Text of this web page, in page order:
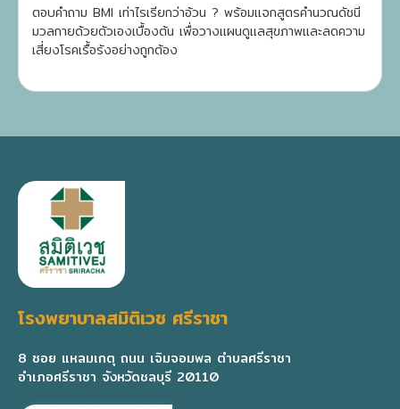
ตอบคำถาม BMI เท่าไรเรียกว่าอ้วน ? พร้อมแจกสูตรคำนวณดัชนี
มวลกายด้วยตัวเองเบื้องต้น เพื่อวางแผนดูแลสุขภาพและลดความ
เสี่ยงโรคเรื้อรังอย่างถูกต้อง
โรงพยาบาลสมิติเวช ศรีราชา
8 ซอย แหลมเกตุ ถนน เจิมจอมพล ตำบลศรีราชา
อำเภอศรีราชา จังหวัดชลบุรี 20110